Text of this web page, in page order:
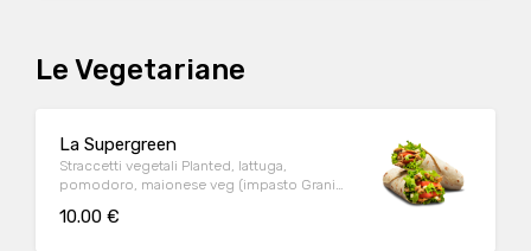
Le Vegetariane
La Supergreen
Straccetti vegetali Planted, lattuga,
pomodoro, maionese veg (impasto Grani
10.00 €